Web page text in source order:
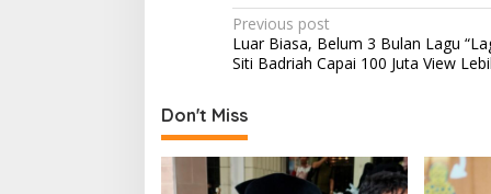
P
o
t
n
a
Previous post
Luar Biasa, Belum 3 Bulan Lagu
Siti Badriah Capai 100 Juta View
Don't Miss